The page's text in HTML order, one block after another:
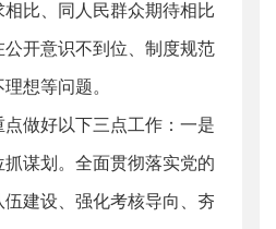
比、同人民群众期待相比
开意识不到位、制度规范
想等问题。
做好以下三点工作：一是
谋划。全面贯彻落实党的
建设、强化考核导向、夯